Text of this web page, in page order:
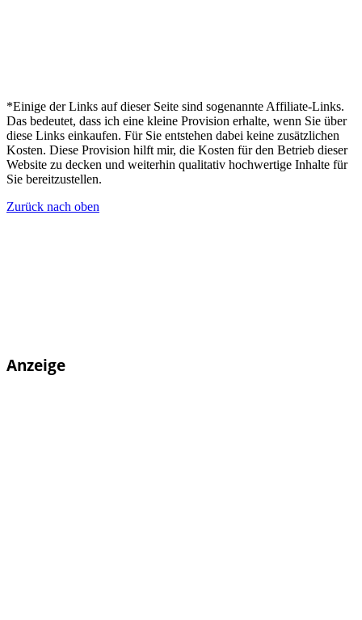
*Einige der Links auf dieser Seite sind sogenannte Affiliate-Links.
Das bedeutet, dass ich eine kleine Provision erhalte, wenn Sie über
diese Links einkaufen. Für Sie entstehen dabei keine zusätzlichen
Kosten. Diese Provision hilft mir, die Kosten für den Betrieb dieser
Website zu decken und weiterhin qualitativ hochwertige Inhalte für
Sie bereitzustellen.
Zurück nach oben
Anzeige